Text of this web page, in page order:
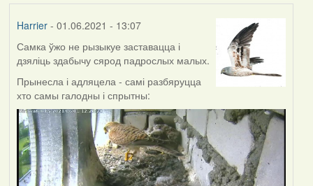
Harrier- 01.06.2021 - 13:07
Самка ўжо не рызыкуе заставацца і
дзяліць здабычу сярод падрослых малых.
Прынесла і адляцела - самі разбяруцца
хто самы галодны і спрытны: